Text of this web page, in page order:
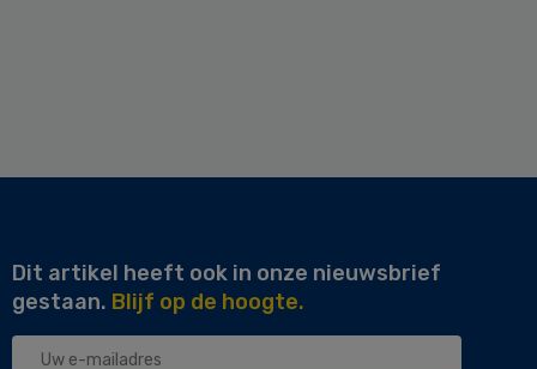
Dit artikel heeft ook in onze nieuwsbrief
gestaan. Blijf op de hoogte.
Uw